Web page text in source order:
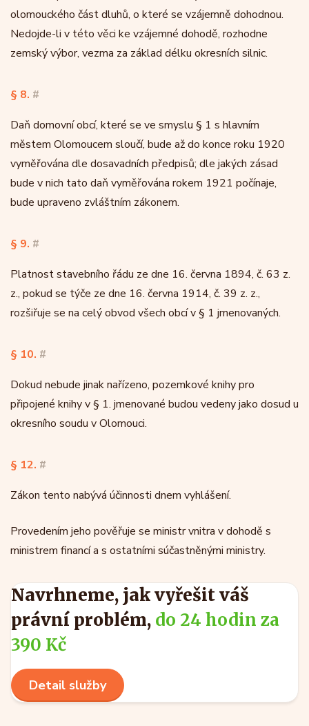
olomouckého část dluhů, o které se vzájemně dohodnou.
Nedojde-li v této věci ke vzájemné dohodě, rozhodne
zemský výbor, vezma za základ délku okresních silnic.
§ 8. #
Daň domovní obcí, které se ve smyslu § 1 s hlavním
městem Olomoucem sloučí, bude až do konce roku 1920
vyměřována dle dosavadních předpisů; dle jakých zásad
bude v nich tato daň vyměřována rokem 1921 počínaje,
bude upraveno zvláštním zákonem.
§ 9. #
Platnost stavebního řádu ze dne 16. června 1894, č. 63 z.
z., pokud se týče ze dne 16. června 1914, č. 39 z. z.,
rozšiřuje se na celý obvod všech obcí v § 1 jmenovaných.
§ 10. #
Dokud nebude jinak nařízeno, pozemkové knihy pro
připojené knihy v § 1. jmenované budou vedeny jako dosud u
okresního soudu v Olomouci.
§ 12. #
Zákon tento nabývá účinnosti dnem vyhlášení.
Provedením jeho pověřuje se ministr vnitra v dohodě s
ministrem financí a s ostatními súčastněnými ministry.
Navrhneme, jak vyřešit váš
právní problém, do 24 hodin za
390 Kč
Detail služby